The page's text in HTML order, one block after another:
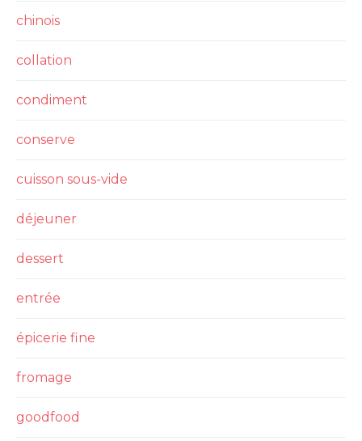
chinois
collation
condiment
conserve
cuisson sous-vide
déjeuner
dessert
entrée
épicerie fine
fromage
goodfood